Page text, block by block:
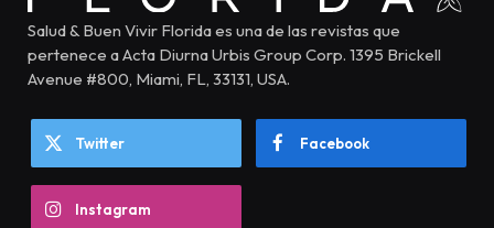
Salud & Buen Vivir Florida es una de las revistas que
pertenece a Acta Diurna Urbis Group Corp. 1395 Brickell
Avenue #800, Miami, FL, 33131, USA.
Twitter Facebook
Instagram